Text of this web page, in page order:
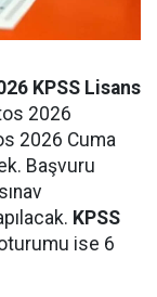
KPSS Lisans
2026
2026 Cuma
Başvuru
KPSS
ise 6